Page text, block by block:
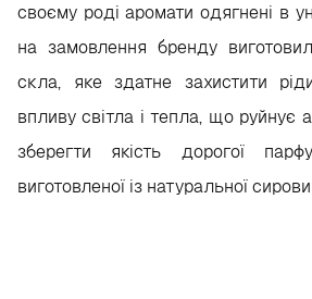
своєму роді аромати одягнені в
на замовлення бренду
скла, яке здатне захистити
впливу світла і тепла, що руйнує
зберегти якість дорогої
виготовленої із натуральної